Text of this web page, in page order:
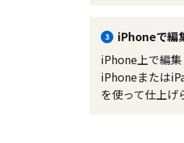
3
iPhoneで編
iPhone上で編
iPhoneまたは
を使って仕上げ